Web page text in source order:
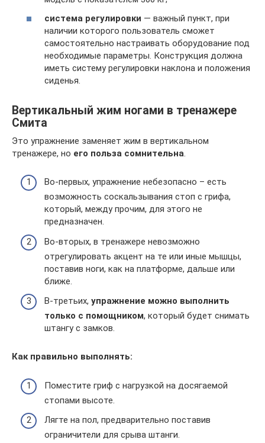
система регулировки — важный пункт, при
наличии которого пользователь сможет
самостоятельно настраивать оборудование под
необходимые параметры. Конструкция должна
иметь систему регулировки наклона и положения
сиденья.
Вертикальный жим ногами в тренажере
Смита
Это упражнение заменяет жим в вертикальном
тренажере, но его польза сомнительна
Во-первых, упражнение небезопасно – есть
возможность соскальзывания стоп с грифа,
который, между прочим, для этого не
предназначен.
Во-вторых, в тренажере невозможно
отрегулировать акцент на те или иные мышцы,
поставив ноги, как на платформе, дальше или
ближе.
В-третьих, упражнение можно выполнить
только с помощником, который будет снимать
штангу с замков.
Как правильно выполнять:
Поместите гриф с нагрузкой на досягаемой
стопами высоте.
Лягте на пол, предварительно поставив
ограничители для срыва штанги.